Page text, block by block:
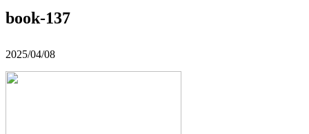
book-137
2025/04/08